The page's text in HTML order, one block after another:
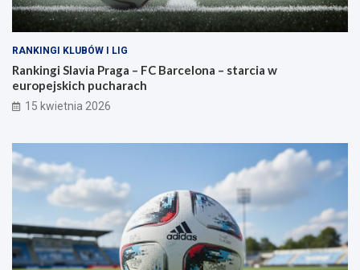
RANKINGI KLUBÓW I LIG
Rankingi Slavia Praga – FC Barcelona – starcia w
europejskich pucharach
15 kwietnia 2026